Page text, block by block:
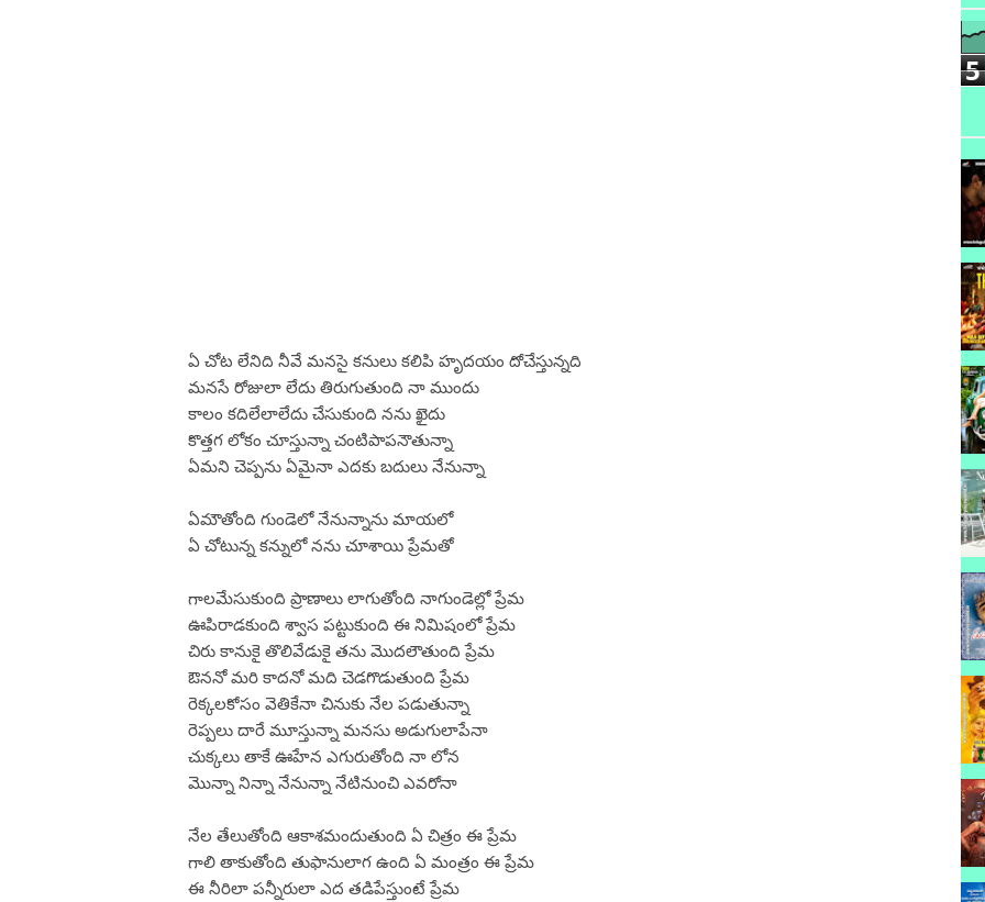
ఏ చోట లేనిది నీవే మనసై కనులు కలిపి హృదయం దోచేస్తున్నది
మనసే రోజులా లేదు తిరుగుతుంది నా ముందు
కాలం కదిలేలాలేదు చేసుకుంది నను ఖైదు
కొత్తగ లోకం చూస్తున్నా చంటిపాపనౌతున్నా
ఏమని చెప్పను ఏమైనా ఎదకు బదులు నేనున్నా
ఏమౌతోంది గుండెలో నేనున్నాను మాయలో
ఏ చోటున్న కన్నులో నను చూశాయి ప్రేమతో
గాలమేసుకుంది ప్రాణాలు లాగుతోంది నాగుండెల్లో ప్రేమ
ఊపిరాడకుంది శ్వాస పట్టుకుంది ఈ నిమిషంలో ప్రేమ
చిరు కానుకై తొలివేడుకై తను మొదలౌతుంది ప్రేమ
ఔననో మరి కాదనో మది చెడగొడుతుంది ప్రేమ
రెక్కలకోసం వెతికేనా చినుకు నేల పడుతున్నా
రెప్పలు దారే మూస్తున్నా మనసు అడుగులాపేనా
చుక్కలు తాకే ఊహేన ఎగురుతోంది నా లోన
మొన్నా నిన్నా నేనున్నా నేటినుంచి ఎవరోనా
నేల తేలుతోంది ఆకాశమందుతుంది ఏ చిత్రం ఈ ప్రేమ
గాలి తాకుతోంది తుఫానులాగ ఉంది ఏ మంత్రం ఈ ప్రేమ
ఈ నీరిలా పన్నీరులా ఎద తడిపేస్తుంటే ప్రేమ
5